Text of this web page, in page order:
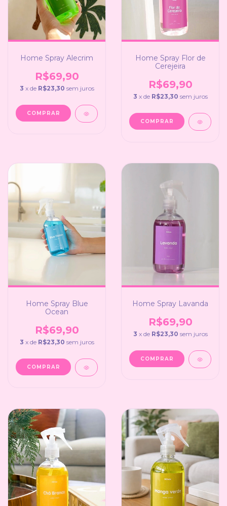
Home Spray Alecrim
R$69,90
3 x de R$23,30 sem juros
Home Spray Flor de
Cerejeira
R$69,90
3 x de R$23,30 sem juros
Home Spray Blue
Ocean
R$69,90
3 x de R$23,30 sem juros
Home Spray Lavanda
R$69,90
3 x de R$23,30 sem juros